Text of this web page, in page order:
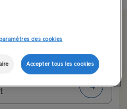
des cookies
Accepter tous les cookies